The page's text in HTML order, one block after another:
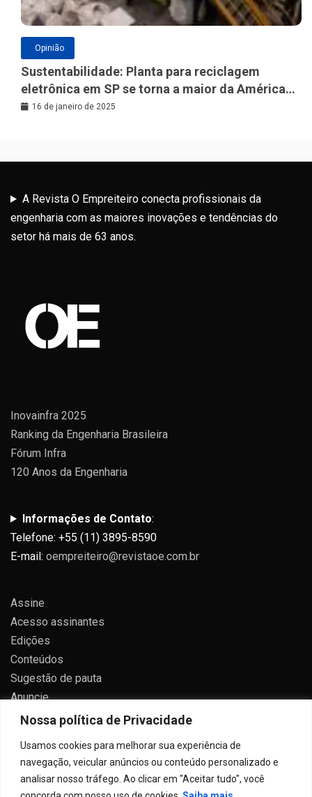
Nossa política de Privacidade
Usamos cookies para melhorar sua experiência de
navegação, veicular anúncios ou conteúdo personalizado e
analisar nosso tráfego. Ao clicar em "Aceitar tudo", você
Opinião
Sustentabilidade: Planta para reciclagem
eletrônica em SP se torna a maior da América
Latina
16 de janeiro de 2025
A Revista O Empreiteiro conecta profissionais da
engenharia com as maiores inovações e tendências do
setor há mais de 63 anos.
Inovainfra 2025
Ranking da Engenharia Brasileira
Fórum Infra
120 Anos da Engenharia
Informações de Contato:
Telefone: +55 (11) 3895-8590
E-mail: oempreiteiro@revistaoe.com.br
Assine
Acesso assinantes
Edições
Conteúdos
Sugestão de pauta
Anuncie
Contato